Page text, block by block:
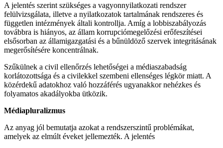
A jelentés szerint szükséges a vagyonnyilatkozati rendszer
felülvizsgálata, illetve a nyilatkozatok tartalmának rendszeres és
független intézmények általi kontrollja. Amíg a lobbiszabályozás
továbbra is hiányos, az állam korrupciómegelőzési erőfeszítései
elsősorban az államigazgatási és a bűnüldöző szervek integritásának
megerősítésére koncentrálnak.
Szűkülnek a civil ellenőrzés lehetőségei a médiaszabadság
korlátozottsága és a civilekkel szembeni ellenséges légkör miatt. A
közérdekű adatokhoz való hozzáférés ugyanakkor nehézkes és
folyamatos akadályokba ütközik.
Médiapluralizmus
Az anyag jól bemutatja azokat a rendszerszintű problémákat,
amelyek az elmúlt éveket jellemezték. A jelentés